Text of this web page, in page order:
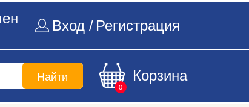
Вход / Регистрация
Найти
0
Корзина